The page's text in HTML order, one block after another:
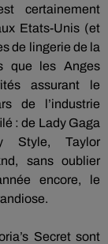
certainement
Etats-Unis (et
de lingerie de la
que les Anges
assurant le
de l’industrie
: de Lady Gaga
Style, Taylor
, sans oublier
encore, le
Secret sont